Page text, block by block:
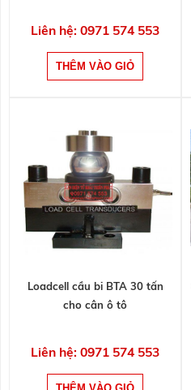
Liên hệ: 0971 574 553
Loadcell cầu bi BTA 30 tấn
cho cân ô tô
Liên hệ: 0971 574 553